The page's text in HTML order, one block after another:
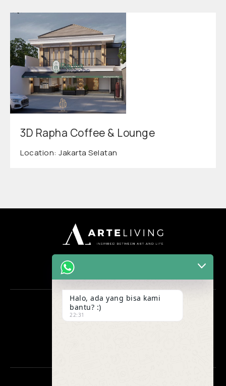
3D Rapha Coffee & Lounge
Location: Jakarta Selatan
OFFICE
Halo, ada yang bisa kami
bantu? :)
22:31